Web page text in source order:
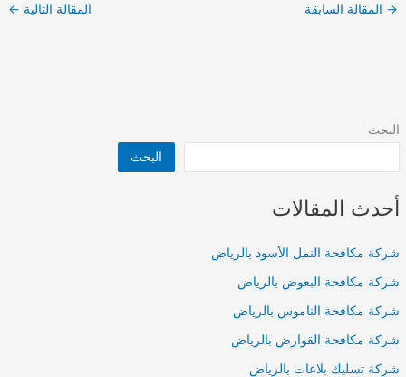
البحث
البحث
أحدث المقالات
شركة مكافحة النمل الأسود بالرياض
شركة مكافحة البعوض بالرياض
شركة مكافحة الناموس بالرياض
شركة مكافحة القوارض بالرياض
شركة تسليك بلاعات بالرياض
→ المقالة السابقة المقالة التالية ←